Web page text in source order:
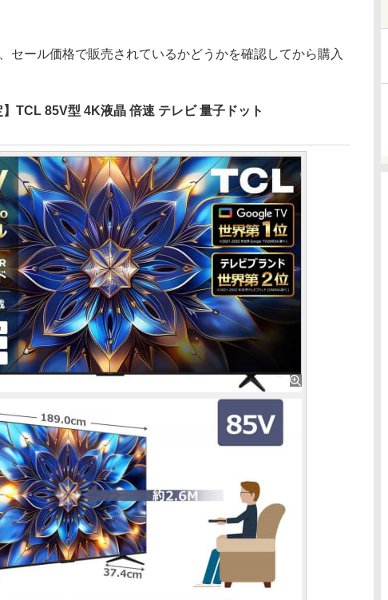
セール価格で販売されているかどうかを確認してから購入
TCL 85V型 4K液晶 倍速 テレビ 量子ドット